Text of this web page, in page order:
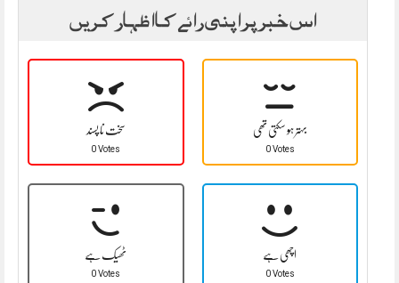
اس خبر پر اپنی رائے کا اظہار کریں
سخت نا پسند
0 Votes
بہتر ہو سکتی تھی
0 Votes
ٹھیک ہے
0 Votes
اچھی ہے
0 Votes